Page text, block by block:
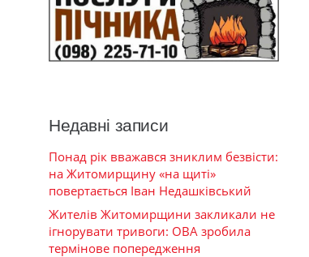
Недавні записи
Понад рік вважався зниклим безвісти:
на Житомирщину «на щиті»
повертається Іван Недашківський
Жителів Житомирщини закликали не
ігнорувати тривоги: ОВА зробила
термінове попередження